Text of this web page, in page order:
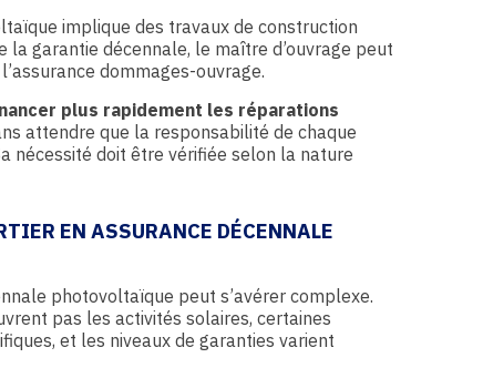
implique des travaux de construction
garantie décennale, le maître d’ouvrage peut
dommages-ouvrage.
plus rapidement les réparations
attendre que la responsabilité de chaque
nécessité doit être vérifiée selon la nature
EN ASSURANCE DÉCENNALE
photovoltaïque peut s’avérer complexe.
pas les activités solaires, certaines
et les niveaux de garanties varient